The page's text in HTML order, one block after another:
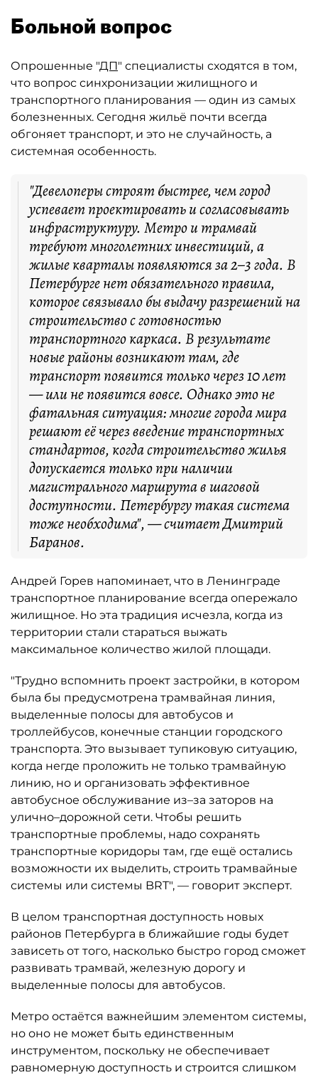
Больной вопрос
Опрошенные "ДП" специалисты сходятся в том,
что вопрос синхронизации жилищного и
транспортного планирования — один из самых
болезненных. Сегодня жильё почти всегда
обгоняет транспорт, и это не случайность, а
системная особенность.
"Девелоперы строят быстрее, чем город
успевает проектировать и согласовывать
инфраструктуру. Метро и трамвай
требуют многолетних инвестиций, а
жилые кварталы появляются за 2–3 года. В
Петербурге нет обязательного правила,
которое связывало бы выдачу разрешений на
строительство с готовностью
транспортного каркаса. В результате
новые районы возникают там, где
транспорт появится только через 10 лет
— или не появится вовсе. Однако это не
фатальная ситуация: многие города мира
решают её через введение транспортных
стандартов, когда строительство жилья
допускается только при наличии
магистрального маршрута в шаговой
доступности. Петербургу такая система
тоже необходима", — считает Дмитрий
Баранов.
Андрей Горев напоминает, что в Ленинграде
транспортное планирование всегда опережало
жилищное. Но эта традиция исчезла, когда из
территории стали стараться выжать
максимальное количество жилой площади.
"Трудно вспомнить проект застройки, в котором
была бы предусмотрена трамвайная линия,
выделенные полосы для автобусов и
троллейбусов, конечные станции городского
транспорта. Это вызывает тупиковую ситуацию,
когда негде проложить не только трамвайную
линию, но и организовать эффективное
автобусное обслуживание из–за заторов на
улично–дорожной сети. Чтобы решить
транспортные проблемы, надо сохранять
транспортные коридоры там, где ещё остались
возможности их выделить, строить трамвайные
системы или системы BRT", — говорит эксперт.
В целом транспортная доступность новых
районов Петербурга в ближайшие годы будет
зависеть от того, насколько быстро город сможет
развивать трамвай, железную дорогу и
выделенные полосы для автобусов.
Метро остаётся важнейшим элементом системы,
но оно не может быть единственным
инструментом, поскольку не обеспечивает
равномерную доступность и строится слишком